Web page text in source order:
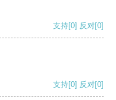
支持[0] 反对[0]
支持[0] 反对[0]